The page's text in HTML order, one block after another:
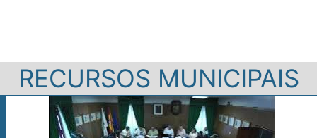
RECURSOS MUNICIPAIS